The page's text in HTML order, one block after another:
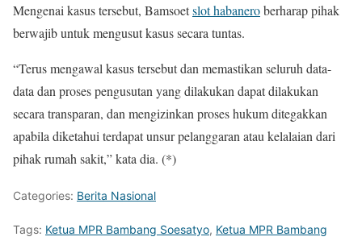
Mengenai kasus tersebut, Bamsoetslot habaneroberharap pihak
berwajib untuk mengusut kasus secara tuntas.
“Terus mengawal kasus tersebut dan memastikan seluruh data-
data dan proses pengusutan yang dilakukan dapat dilakukan
secara transparan, dan mengizinkan proses hukum ditegakkan
apabila diketahui terdapat unsur pelanggaran atau kelalaian dari
pihak rumah sakit,” kata dia. (*)
Categories: Berita Nasional
Tags: Ketua MPR Bambang Soesatyo, Ketua MPR Bambang